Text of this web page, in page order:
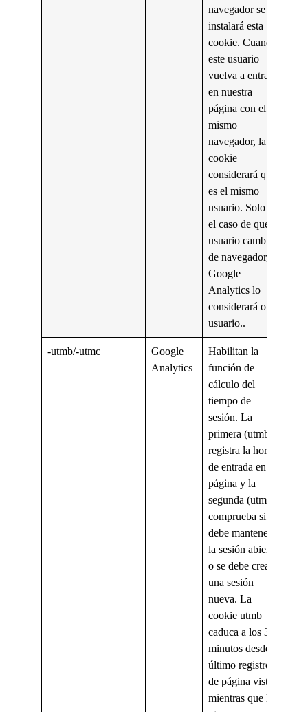
navegador se
instalará esta
cookie. Cuando
este usuario
vuelva a entrar
en nuestra
página con el
mismo
navegador, la
cookie
considerará que
es el mismo
usuario. Solo en
el caso de que el
usuario cambie
de navegador,
Google
Analytics lo
considerará otro
usuario..
-utmb/-utmc
Google
Analytics
Habilitan la
función de
cálculo del
tiempo de
sesión. La
primera (utmb)
registra la hora
de entrada en la
página y la
segunda (utmc)
comprueba si se
debe mantener
la sesión abierta
o se debe crear
una sesión
nueva. La
cookie utmb
caduca a los 30
minutos desde el
último registro
de página vista
mientras que la